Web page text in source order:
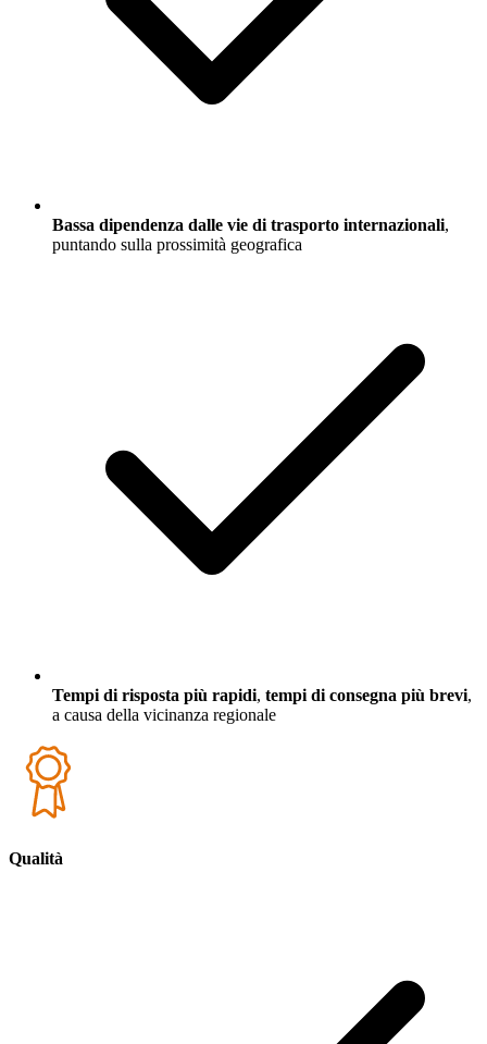
Bassa dipendenza dalle vie di trasporto internazionali,
puntando sulla prossimità geografica
Tempi di risposta più rapidi, tempi di consegna più brevi,
a causa della vicinanza regionale
Qualità